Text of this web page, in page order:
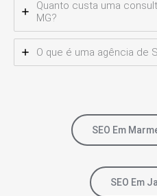
Quanto custa uma
MG?
O que é uma agência de
SEO Em
SEO Em